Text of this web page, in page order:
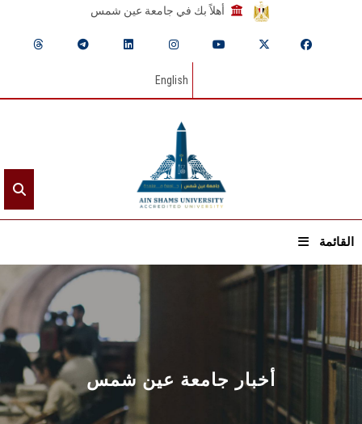
أهلاً بك في جامعة عين شمس
English
القائمة
الرئيسيـة
عن الجامعة
القطاعـات
الشئون الأكاديمية
أخبار جامعة عين شمس